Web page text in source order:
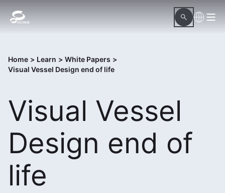
Home > Learn > White Papers >
Visual Vessel Design end of life
Visual Vessel
Design end of
life